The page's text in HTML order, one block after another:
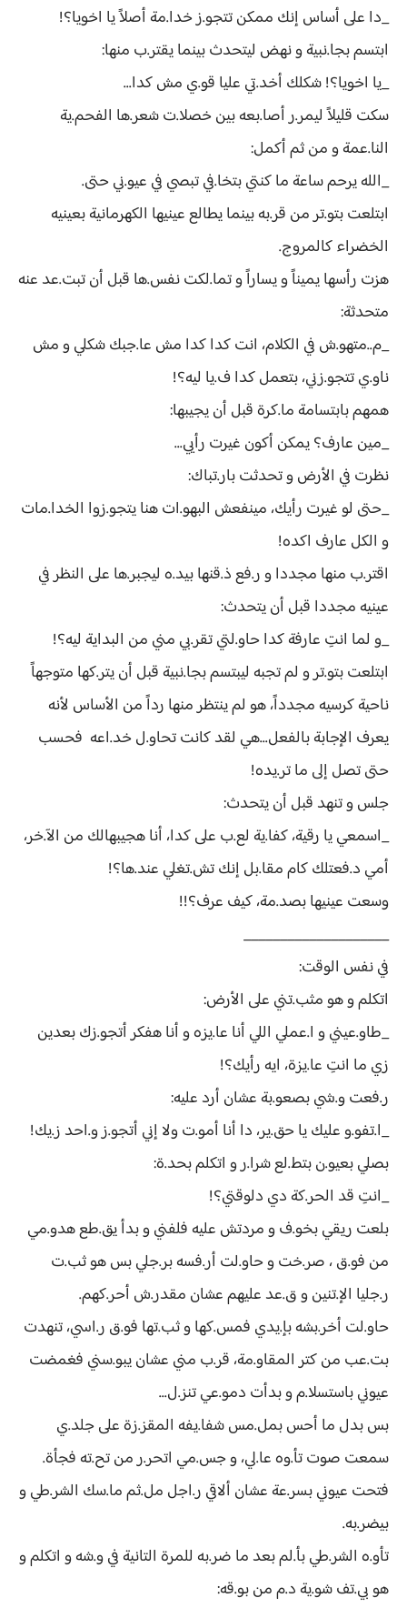
_دا على أساس إنك ممكن تتجو.ز خدا.مة أصلاً يا اخويا؟!
ابتسم بجا.نبية و نهض ليتحدث بينما يقتر.ب منها:
_يا اخويا؟! شكلك أخد.تي عليا قو.ي مش كدا...
سكت قليلاً ليمر.ر أصا.بعه بين خصلا.ت شعر.ها الفحم.ية
النا.عمة و من ثم أكمل:
_الله يرحم ساعة ما كنتي بتخا.في تبصي في عيو.ني حتى.
ابتلعت بتو.تر من قر.به بينما يطالع عينيها الكهرمانية بعينيه
الخضراء كالمروج.
هزت رأسها يميناً و يساراً و تما.لكت نفس.ها قبل أن تبت.عد عنه
متحدثة:
_م..متهو.ش في الكلام، انت كدا كدا مش عا.جبك شكلي و مش
ناو.ي تتجو.زني، بتعمل كدا ف.يا ليه؟!
همهم بابتسامة ما.كرة قبل أن يجيبها:
_مين عارف؟ يمكن أكون غيرت رأيي...
نظرت في الأرض و تحدثت بار.تباك:
_حتى لو غيرت رأيك، مينفعش البهو.ات هنا يتجو.زوا الخدا.مات
و الكل عارف اكده!
اقتر.ب منها مجددا و ر.فع ذ.قنها بيد.ه ليجبر.ها على النظر في
عينيه مجددا قبل أن يتحدث:
_و لما انتِ عارفة كدا حاو.لتي تقر.بي مني من البداية ليه؟!
ابتلعت بتو.تر و لم تجبه ليبتسم بجا.نبية قبل أن يتر.كها متوجهاً
ناحية كرسيه مجدداً، هو لم ينتظر منها رداً من الأساس لأنه
يعرف الإجابة بالفعل...هي لقد كانت تحاو.ل خد.اعه فحسب
حتى تصل إلى ما تر.يده!
جلس و تنهد قبل أن يتحدث:
_اسمعي يا رقية، كفا.ية لع.ب على كدا، أنا هجيبهالك من الآ.خر،
أمي د.فعتلك كام مقا.بل إنك تش.تغلي عند.ها؟!
وسعت عينيها بصد.مة، كيف عرف؟!!
____________________
في نفس الوقت:
اتكلم و هو مثب.تني على الأرض:
_طاو.عيني و ا.عملي اللي أنا عا.يزه و أنا هفكر أتجو.زك بعدين
زي ما انتِ عا.يزة، ايه رأيك؟!
ر.فعت و.شي بصعو.بة عشان أرد عليه:
_ا.تفو.و عليك يا حق.ير، دا أنا أمو.ت ولا إني أتجو.ز و.احد ز.يك!
بصلي بعيو.ن بتط.لع شرا.ر و اتكلم بحد.ة:
_انتِ قد الحر.كة دي دلوقتي؟!
بلعت ريقي بخو.ف و مردتش عليه فلفني و بدأ يق.طع هدو.مي
من فو.ق ، صر.خت و حاو.لت أر.فسه بر.جلي بس هو ثب.ت
ر.جليا الإ.تنين و ق.عد عليهم عشان مقدر.ش أحر.كهم.
حاو.لت أخر.بشه بإ.يدي فمس.كها و ثب.تها فو.ق ر.اسي، تنهدت
بت.عب من كتر المقاو.مة، قر.ب مني عشان يبو.سني فغمضت
عيوني باستسلا.م و بدأت دمو.عي تنز.ل...
بس بدل ما أحس بمل.مس شفا.يفه المقز.زة على جلد.ي
سمعت صوت تأ.وه عا.لي، و جس.مي اتحر.ر من تح.ته فجأة.
فتحت عيوني بسر.عة عشان ألاقي ر.اجل مل.ثم ما.سك الشر.طي و
بيضر.به.
تأو.ه الشر.طي بأ.لم بعد ما ضر.به للمرة التانية في و.شه و اتكلم و
هو بي.تف شو.ية د.م من بو.قه: